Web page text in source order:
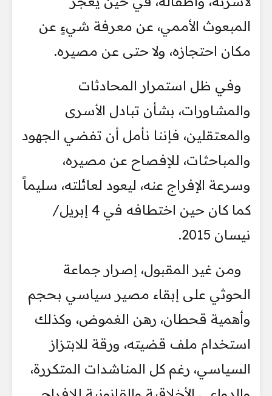
المبعوث الأممي، عن معرفة شيءٍ عن
مكان احتجازه، ولا حتى عن مصيره.
وفي ظل استمرار المحادثات
والمشاورات، بشأن تبادل الأسرى
والمعتقلين، فإننا نأمل أن تفضي الجهود
والمباحثات، للإفصاح عن مصيره،
وسرعة الإفراج عنه، ليعود لعائلته، سليماً
كما كان حين اختطافه في 4 إبريل/
نيسان 2015.
ومن غير المقبول، إصرار جماعة
الحوثي على إبقاء مصير سياسي بحجم
وأهمية قحطان، رهن الغموض، وكذلك
استخدام ملف قضيته، ورقة للابتزاز
السياسي، رغم كل المناشدات المتكررة،